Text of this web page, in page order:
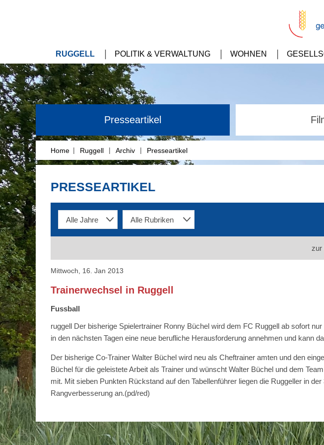
RUGGELL POLITIK & VERWALTUNG WOHNEN
Presseartikel
Home | Ruggell | Archiv | Presseartikel
PRESSEARTIKEL
zur
Mittwoch, 16. Jan 2013
Trainerwechsel in Ruggell
Fussball
ruggell Der bisherige Spielertrainer Ronny Büchel wird dem FC Ruggell ab sofort
in den nächsten Tagen eine neue berufliche Herausforderung annehmen und kann
Der bisherige Co-Trainer Walter Büchel wird neu als Cheftrainer amten und den
Büchel für die geleistete Arbeit als Trainer und wünscht Walter Büchel und dem
mit. Mit sieben Punkten Rückstand auf den Tabellenführer liegen die Ruggeller in
Rangverbesserung an.(pd/red)